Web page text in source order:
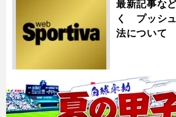
最新記事な
く プッシ
法について